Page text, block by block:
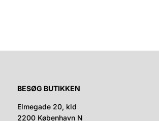
BESØG BUTIKKEN
Elmegade 20, kld
2200 København N